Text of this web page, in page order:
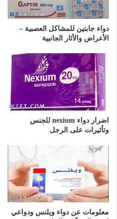
دواء جابتين للمشاكل العصبية –
الأعراض والأثار الجانبية
اضرار دواء nexium للجنس
وتأثيرات على الرجل
معلومات عن دواء ويلنس ودواعي